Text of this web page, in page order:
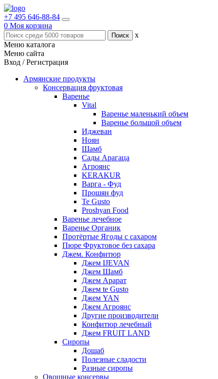
+7 495 646-88-84
0 Моя корзина
x
Меню каталога
Меню сайта
Вход / Регистрация
Армянские продукты
Консервация фруктовая
Варенье
Vital
Варенье маленький объем
Варенье большой объем
Иджеван
Ноян
Шамб
Сады Арагаца
Агроянс
KERAKUR
Варга - Фуд
Прошян фуд
Te Gusto
Proshyan Food
Варенье лечебное
Варенье Органик
Протёртые Ягоды с сахаром
Пюре Фруктовое без сахара
Джем. Конфитюр
Джем IJEVAN
Джем Шамб
Джем Арарат
Джем te Gusto
Джем YAN
Джем Агроянс
Другие производители
Конфитюр лечебный
Джем FRUIT LAND
Сиропы
Дошаб
Полезные сладости
Разные сиропы
Овощные консервы